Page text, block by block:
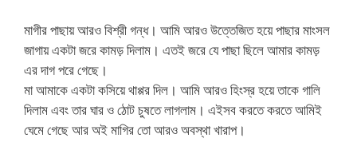
মাগীর পাছায় আরও বিশ্রী গন্ধ। আমি আরও উত্তেজিত হয়ে পাছার মাংসল
জাগায় একটা জরে কামড় দিলাম। এতই জরে যে পাছা ছিলে আমার কামড়
এর দাগ পরে গেছে।
মা আমাকে একটা কসিয়ে থাপ্পর দিল। আমি আরও হিংস্র হয়ে তাকে গালি
দিলাম এবং তার ঘার ও ঠোট চুষতে লাগলাম। এইসব করতে করতে আমিই
ঘেমে গেছে আর অই মাগির তো আরও অবস্থা খারাপ।